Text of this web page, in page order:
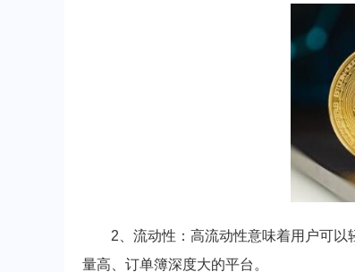
2、流动性：高流动性意味着用户可
量高、订单簿深度大的平台。